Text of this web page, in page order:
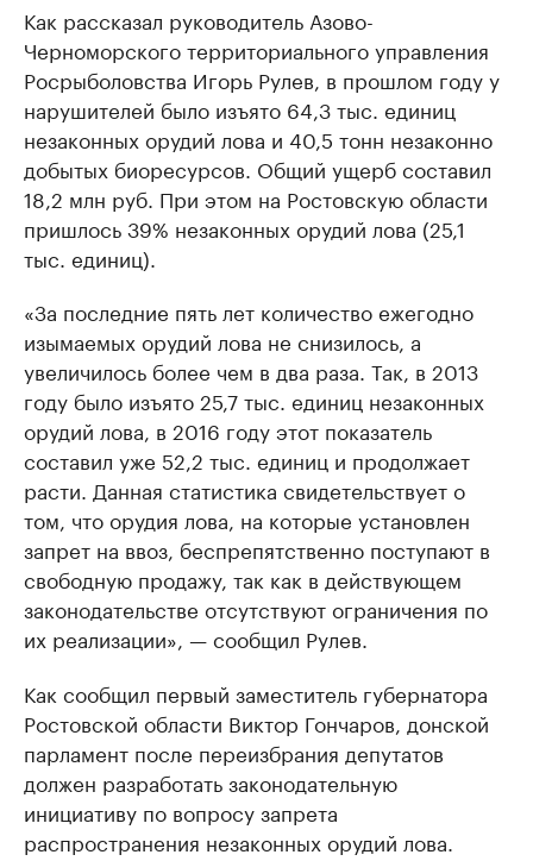
Как рассказал руководитель Азово-
Черноморского территориального управления
Росрыболовства Игорь Рулев, в прошлом году у
нарушителей было изъято 64,3 тыс. единиц
незаконных орудий лова и 40,5 тонн незаконно
добытых биоресурсов. Общий ущерб составил
18,2 млн руб. При этом на Ростовскую области
пришлось 39% незаконных орудий лова (25,1
тыс. единиц).
«За последние пять лет количество ежегодно
изымаемых орудий лова не снизилось, а
увеличилось более чем в два раза. Так, в 2013
году было изъято 25,7 тыс. единиц незаконных
орудий лова, в 2016 году этот показатель
составил уже 52,2 тыс. единиц и продолжает
расти. Данная статистика свидетельствует о
том, что орудия лова, на которые установлен
запрет на ввоз, беспрепятственно поступают в
свободную продажу, так как в действующем
законодательстве отсутствуют ограничения по
их реализации», — сообщил Рулев.
Как сообщил первый заместитель губернатора
Ростовской области Виктор Гончаров, донской
парламент после переизбрания депутатов
должен разработать законодательную
инициативу по вопросу запрета
распространения незаконных орудий лова.